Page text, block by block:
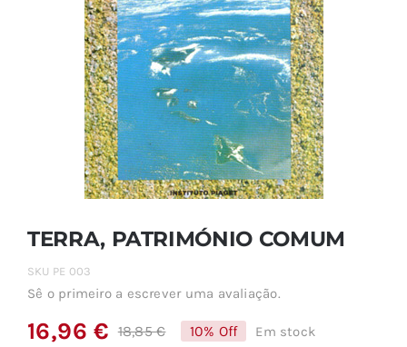
TERRA, PATRIMÓNIO COMUM
SKU PE 003
Sê o primeiro a escrever uma avaliação.
18,85€
16,96€ 10% Off Em stock